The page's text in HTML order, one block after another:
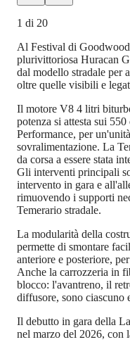
1 di 20
Al Festival di
plurivittoriosa Huracan
dal modello stradale per
oltre quelle visibili e
Il motore V8 4 litri
potenza si attesta sui
Performance, per
sovralimentazione. La
da corsa a essere stata
Gli interventi principali
intervento in gara e
rimuovendo i supporti
Temerario stradale.
La modularità della
permette di smontare
anteriore e posteriore,
Anche la carrozzeria in
blocco: l'avantreno, il
diffusore, sono ciascuno
Il debutto in gara della
nel marzo del 2026, con